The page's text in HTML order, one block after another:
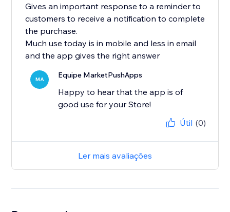
Gives an important response to a reminder to
customers to receive a notification to complete
the purchase.
Much use today is in mobile and less in email
and the app gives the right answer
MA Equipe MarketPushApps
Happy to hear that the app is of
good use for your Store!
Útil (0)
Ler mais avaliações